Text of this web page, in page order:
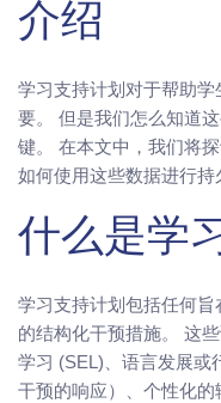
介绍
学习支持计划对于帮助
要。 但是我们怎么知道
键。 在本文中，我们将
如何使用这些数据进行持
什么是学
学习支持计划包括任何
的结构化干预措施。 这
学习 (SEL)、语言发展或
干预的响应）、个性化的